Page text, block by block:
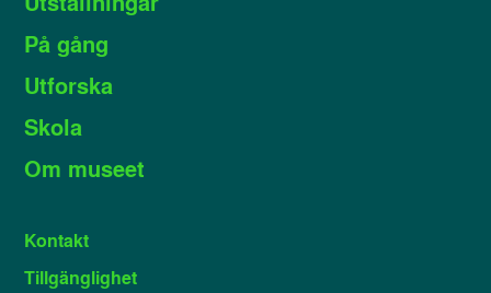
På gång
Utforska
Skola
Om museet
Kontakt
Tillgänglighet